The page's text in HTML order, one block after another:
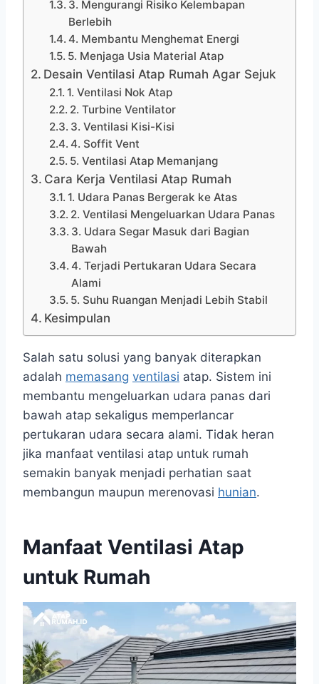
3. Mengurangi Risiko Kelembapan
Berlebih
4. Membantu Menghemat Energi
5. Menjaga Usia Material Atap
Desain Ventilasi Atap Rumah Agar Sejuk
1. Ventilasi Nok Atap
2. Turbine Ventilator
3. Ventilasi Kisi-Kisi
4. Soffit Vent
5. Ventilasi Atap Memanjang
Cara Kerja Ventilasi Atap Rumah
1. Udara Panas Bergerak ke Atas
2. Ventilasi Mengeluarkan Udara Panas
3. Udara Segar Masuk dari Bagian
Bawah
4. Terjadi Pertukaran Udara Secara
Alami
5. Suhu Ruangan Menjadi Lebih Stabil
Kesimpulan
Salah satu solusi yang banyak diterapkan
adalah memasang ventilasi atap. Sistem ini
membantu mengeluarkan udara panas dari
bawah atap sekaligus memperlancar
pertukaran udara secara alami. Tidak heran
jika manfaat ventilasi atap untuk rumah
semakin banyak menjadi perhatian saat
membangun maupun merenovasi hunian.
Manfaat Ventilasi Atap
untuk Rumah